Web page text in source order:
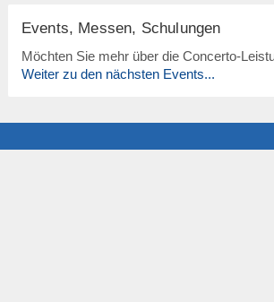
Events, Messen, Schulungen
Möchten Sie mehr über die Concerto-
Weiter zu den nächsten Events...